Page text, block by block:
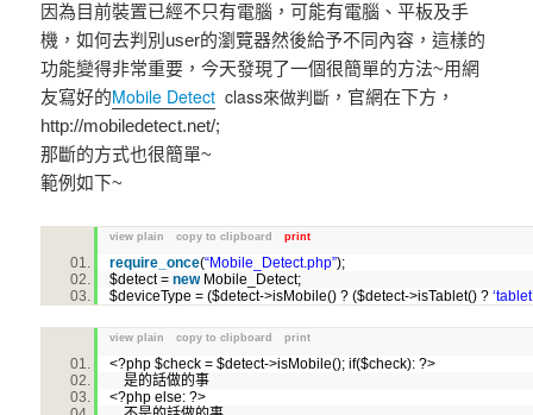
因為目前裝置已經不只有電腦，可能有電腦、平板及手
機，如何去判別user的瀏覽器然後給予不同內容，這樣的
功能變得非常重要，今天發現了一個很簡單的方法~用網
友寫好的Mobile Detect class來做判斷 ，官網在下方，
http://mobiledetect.net/;
那斷的方式也很簡單~
範例如下~
view plain copy to clipboard print
require_once(“Mobile_Detect.php”);
$detect =new Mobile_Detect;
$deviceType = ($detect->isMobile() ? ($detect->isTablet() ?
view plain copy to clipboard print
<?php $check = $detect->isMobile(); if($check):?>
是的話做的事
<?php else:?>